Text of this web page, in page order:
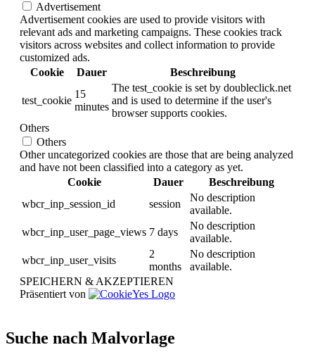
Advertisement
Advertisement cookies are used to provide visitors with
relevant ads and marketing campaigns. These cookies track
visitors across websites and collect information to provide
customized ads.
Cookie
Dauer Beschreibung
test_cookie
15
minutes
The test_cookie is set by doubleclick.net
and is used to determine if the user's
browser supports cookies.
Others
Others
Other uncategorized cookies are those that are being analyzed
and have not been classified into a category as yet.
Cookie
Dauer
Beschreibung
wbcr_inp_session_id
session
No description
available.
wbcr_inp_user_page_views 7 days
No description
available.
wbcr_inp_user_visits
2
months
No description
available.
SPEICHERN & AKZEPTIEREN
Präsentiert von
Suche nach Malvorlage